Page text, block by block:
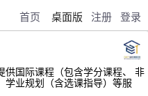
首页 桌面版 注册 登录
供国际课程（包含学分课程、 非
业规划（含选课指导）等服